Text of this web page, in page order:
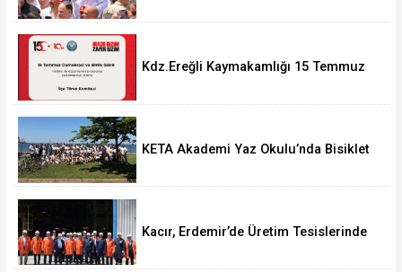
Kdz.Ereğli Kaymakamlığı 15 Temmuz
KETA Akademi Yaz Okulu’nda Bisiklet
Kacır, Erdemir’de Üretim Tesislerinde